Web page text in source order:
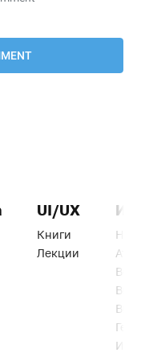
UI/UX
Книги
Лекции
Веб